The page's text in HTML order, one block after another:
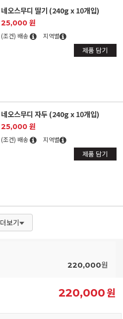
네오스무디 딸기 (240g x 10개입)
25,000 원
(조건) 배송 지역별
제품 담기
네오스무디 자두 (240g x 10개입)
25,000 원
(조건) 배송 지역별
제품 담기
더보기
220,000원
220,000원